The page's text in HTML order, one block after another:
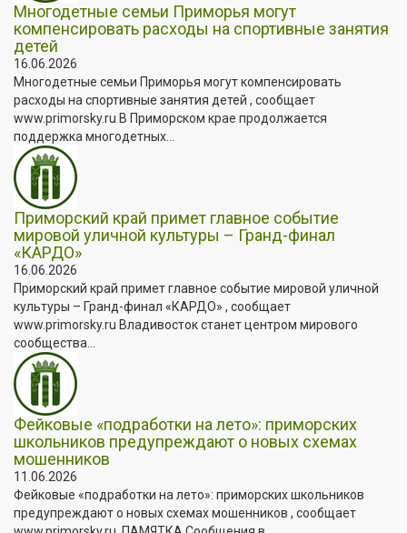
Многодетные семьи Приморья могут
компенсировать расходы на спортивные занятия
детей
16.06.2026
Многодетные семьи Приморья могут компенсировать
расходы на спортивные занятия детей , сообщает
www.primorsky.ru В Приморском крае продолжается
поддержка многодетных...
Приморский край примет главное событие
мировой уличной культуры – Гранд-финал
«КАРДО»
16.06.2026
Приморский край примет главное событие мировой уличной
культуры – Гранд-финал «КАРДО» , сообщает
www.primorsky.ru Владивосток станет центром мирового
сообщества...
Фейковые «подработки на лето»: приморских
школьников предупреждают о новых схемах
мошенников
11.06.2026
Фейковые «подработки на лето»: приморских школьников
предупреждают о новых схемах мошенников , сообщает